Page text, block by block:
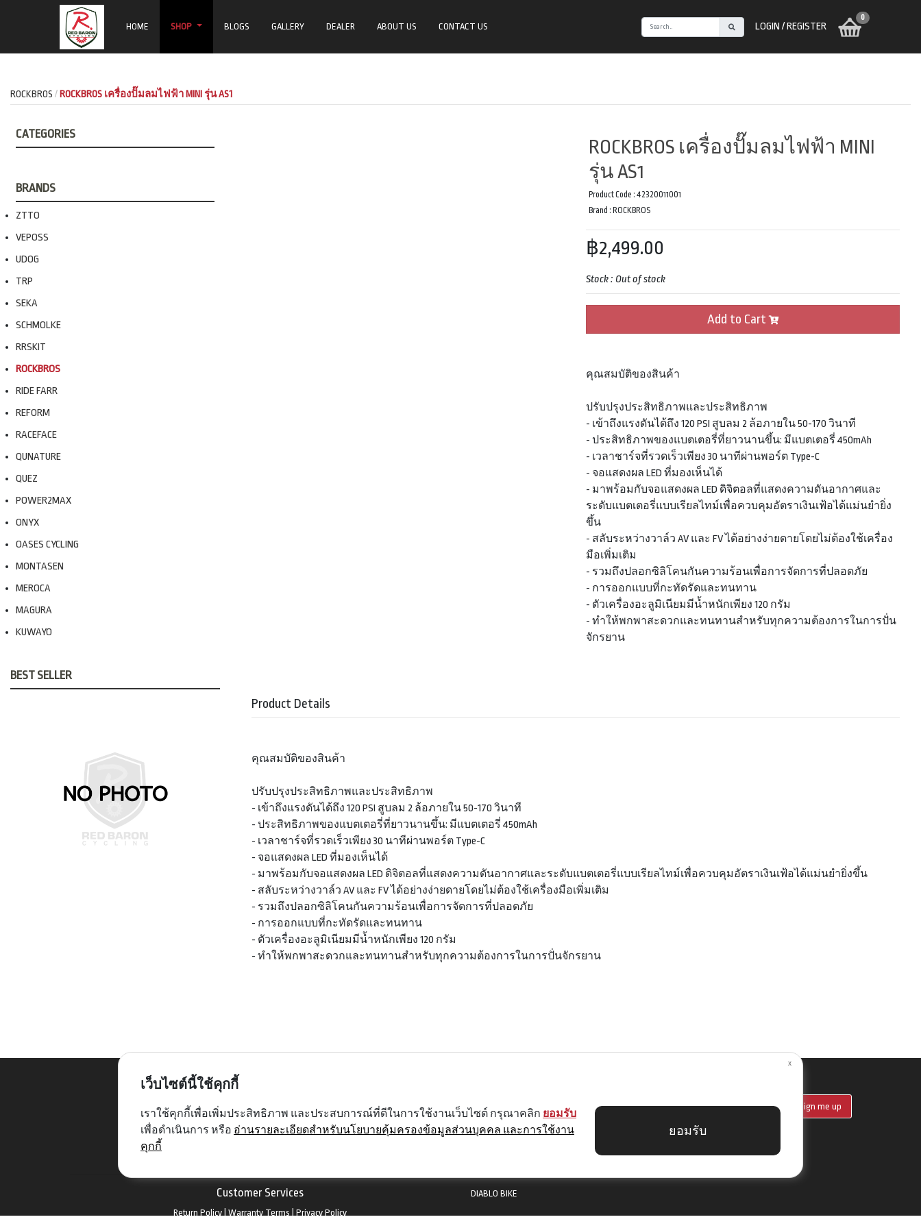
x
เว็บไซต์นี้ใช้คุกกี้
เราใช้คุกกี้เพื่อเพิ่มประสิทธิภาพ และประสบการณ์ที่ดีในการใช้งานเว็บไซต์ กรุณาคลิก ยอมรับ
เพื่อดำเนินการ หรือ อ่านรายละเอียดสำหรับนโยบายคุ้มครองข้อมูลส่วนบุคคล และการใช้งาน
คุกกี้
ยอมรับ
HOME SHOP BLOGS GALLERY DEALER ABOUT US CONTACT US LOGIN / REGISTER
0
ROCKBROS ROCKBROS เครื่องปั๊มลมไฟฟ้า MINI รุ่น AS1
CATEGORIES
BRANDS
ZTTO
VEPOSS
UDOG
TRP
SEKA
SCHMOLKE
RRSKIT
ROCKBROS
RIDE FARR
REFORM
RACEFACE
QUNATURE
QUEZ
POWER2MAX
ONYX
OASES CYCLING
MONTASEN
MEROCA
MAGURA
KUWAYO
BEST SELLER
ROCKBROS เครื่องปั๊มลมไฟฟ้า MINI
รุ่น AS1
Product Code : 42320011001
Brand : ROCKBROS
฿2,499.00
Stock : Out of stock
Add to Cart
คุณสมบัติของสินค้า
ปรับปรุงประสิทธิภาพและประสิทธิภาพ
- เข้าถึงแรงดันได้ถึง 120 PSI สูบลม 2 ล้อภายใน 50-170 วินาที
- ประสิทธิภาพของแบตเตอรี่ที่ยาวนานขึ้น: มีแบตเตอรี่ 450mAh
- เวลาชาร์จที่รวดเร็วเพียง 30 นาทีผ่านพอร์ต Type-C
- จอแสดงผล LED ที่มองเห็นได้
- มาพร้อมกับจอแสดงผล LED ดิจิตอลที่แสดงความดันอากาศและ
ระดับแบตเตอรี่แบบเรียลไทม์เพื่อควบคุมอัตราเงินเฟ้อได้แม่นยำยิ่ง
ขึ้น
- สลับระหว่างวาล์ว AV และ FV ได้อย่างง่ายดายโดยไม่ต้องใช้เครื่อง
มือเพิ่มเติม
- รวมถึงปลอกซิลิโคนกันความร้อนเพื่อการจัดการที่ปลอดภัย
- การออกแบบที่กะทัดรัดและทนทาน
- ตัวเครื่องอะลูมิเนียมมีน้ำหนักเพียง 120 กรัม
- ทำให้พกพาสะดวกและทนทานสำหรับทุกความต้องการในการปั่น
จักรยาน
Product Details
คุณสมบัติของสินค้า
ปรับปรุงประสิทธิภาพและประสิทธิภาพ
- เข้าถึงแรงดันได้ถึง 120 PSI สูบลม 2 ล้อภายใน 50-170 วินาที
- ประสิทธิภาพของแบตเตอรี่ที่ยาวนานขึ้น: มีแบตเตอรี่ 450mAh
- เวลาชาร์จที่รวดเร็วเพียง 30 นาทีผ่านพอร์ต Type-C
- จอแสดงผล LED ที่มองเห็นได้
- มาพร้อมกับจอแสดงผล LED ดิจิตอลที่แสดงความดันอากาศและระดับแบตเตอรี่แบบเรียลไทม์เพื่อควบคุมอัตราเงินเฟ้อได้แม่นยำยิ่งขึ้น
- สลับระหว่างวาล์ว AV และ FV ได้อย่างง่ายดายโดยไม่ต้องใช้เครื่องมือเพิ่มเติม
- รวมถึงปลอกซิลิโคนกันความร้อนเพื่อการจัดการที่ปลอดภัย
- การออกแบบที่กะทัดรัดและทนทาน
- ตัวเครื่องอะลูมิเนียมมีน้ำหนักเพียง 120 กรัม
- ทำให้พกพาสะดวกและทนทานสำหรับทุกความต้องการในการปั่นจักรยาน
Customer Services
Return Policy Warranty Terms Privacy Policy
ACCESSORY
APPAREL
DIABLO BIKE
Sign me up